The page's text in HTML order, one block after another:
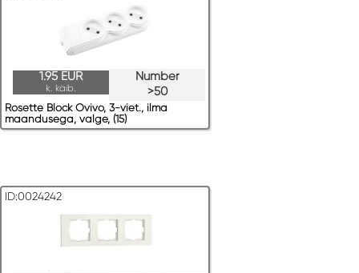
Number
>50
1.95 EUR
k. käib.
Rosette Block Ovivo, 3-viet., ilma
maandusega, valge, (15)
ID:0024242